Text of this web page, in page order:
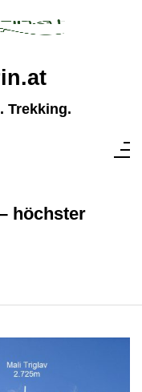
Trekking.
höchster